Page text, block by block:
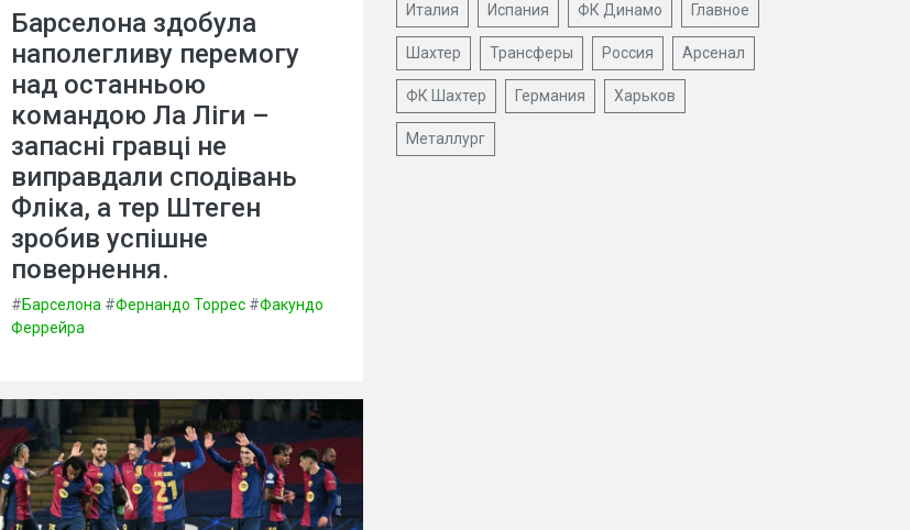
Барселона здобула
наполегливу перемогу
над останньою
командою Ла Ліги –
запасні гравці не
виправдали сподівань
Фліка, а тер Штеген
зробив успішне
повернення.
#Барселона #Фернандо Торрес #Факундо
Феррейра
Италия Испания ФК Динамо Главное
Шахтер Трансферы Россия Арсенал
ФК Шахтер Германия Харьков
Металлург